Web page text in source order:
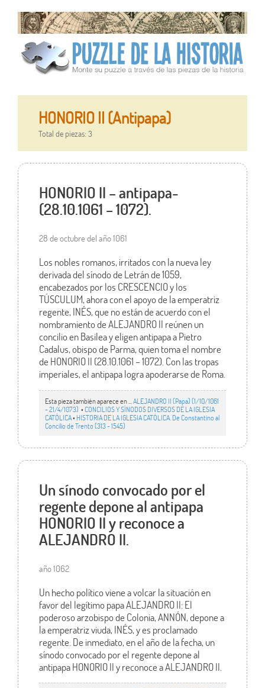
HONORIO II (Antipapa)
Total de piezas: 3
HONORIO II – antipapa-
(28.10.1061 – 1072).
28 de octubre del año 1061
Los nobles romanos, irritados con la nueva ley
derivada del sínodo de Letrán de 1059,
encabezados por los CRESCENCIO y los
TÚSCULUM, ahora con el apoyo de la emperatriz
regente, INÉS, que no están de acuerdo con el
nombramiento de ALEJANDRO II reúnen un
concilio en Basilea y eligen antipapa a Pietro
Cadalus, obispo de Parma, quien toma el nombre
de HONORIO II (28.10.1061 – 1072). Con las tropas
imperiales, el antipapa logra apoderarse de Roma.
Esta pieza también aparece en ... ALEJANDRO II (Papa) (1/10/1061
- 21/4/1073) •CONCILIOS Y SÍNODOS DIVERSOS DE LA IGLESIA
CATÓLICA• HISTORIA DE LA IGLESIA CATÓLICA. De Constantino al
Concilio de Trento (313 - 1545)
Un sínodo convocado por el
regente depone al antipapa
HONORIO II y reconoce a
ALEJANDRO II.
año 1062
Un hecho político viene a volcar la situación en
favor del legítimo papa ALEJANDRO II: El
poderoso arzobispo de Colonia, ANNÓN, depone a
la emperatriz viuda, INÉS, y es proclamado
regente. De inmediato, en el año de la fecha, un
sínodo convocado por el regente depone al
antipapa HONORIO II y reconoce a ALEJANDRO II.